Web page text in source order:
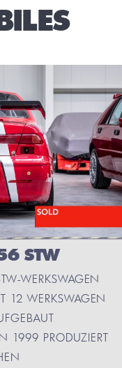
STW
WERKSWAGEN
12 WERKSWAGEN
1999 PRODUZIERT